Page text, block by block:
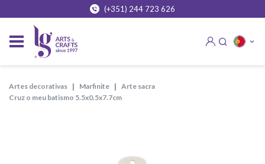
(+351) 244 723 626
artes decorativas marfinite
arte sacra
cruz o meu batismo 5.5x0.5x7.7cm